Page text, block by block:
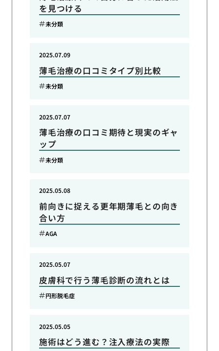
を見つける
未分類
薄毛治療の口コミタイプ別比較
2025.07.09
未分類
薄毛治療の口コミ期待と現実のギャ
ップ
2025.07.07
未分類
前向きに捉える更年期薄毛との向き
合い方
2025.05.08
AGA
皮膚科で行う薄毛診断の流れとは
2025.05.07
円形脱毛症
施術はどう進む？注入療法の実際
2025.05.05